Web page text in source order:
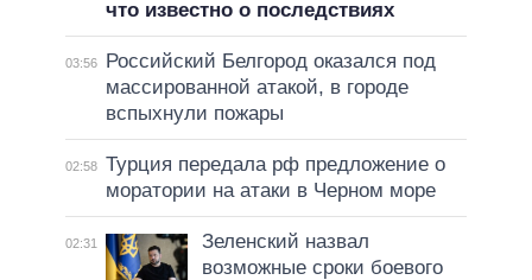
что известно о последствиях
03:56
Российский Белгород оказался под
массированной атакой, в городе
вспыхнули пожары
02:58 Турция передала рф предложение о
моратории на атаки в Черном море
02:31
Зеленский назвал
возможные сроки боевого